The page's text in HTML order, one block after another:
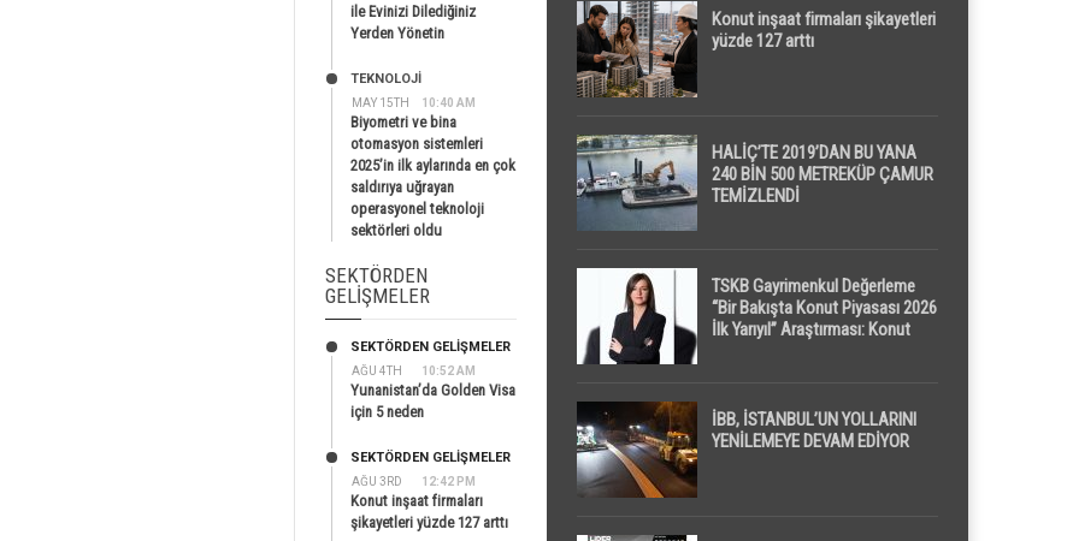
ile Evinizi Dilediğiniz
Yerden Yönetin
MAY 15TH 10:40 AM
TEKNOLOJİ
Biyometri ve bina
otomasyon sistemleri
2025’in ilk aylarında en çok
saldırıya uğrayan
operasyonel teknoloji
sektörleri oldu
SEKTÖRDEN
GELIŞMELER
AĞU 4TH 10:52 AM
SEKTÖRDEN GELIŞMELER
Yunanistan’da Golden Visa
için 5 neden
AĞU 3RD 12:42 PM
SEKTÖRDEN GELIŞMELER
Konut inşaat firmaları
şikayetleri yüzde 127 arttı
Konut inşaat firmaları şikayetleri
yüzde 127 arttı
HALİÇ’TE 2019’DAN BU YANA
240 BİN 500 METREKÜP ÇAMUR
TEMİZLENDİ
TSKB Gayrimenkul Değerleme
“Bir Bakışta Konut Piyasası 2026
İlk Yarıyıl” Araştırması: Konut
Dikkat Çekti
İBB, İSTANBUL’UN YOLLARINI
YENİLEMEYE DEVAM EDİYOR